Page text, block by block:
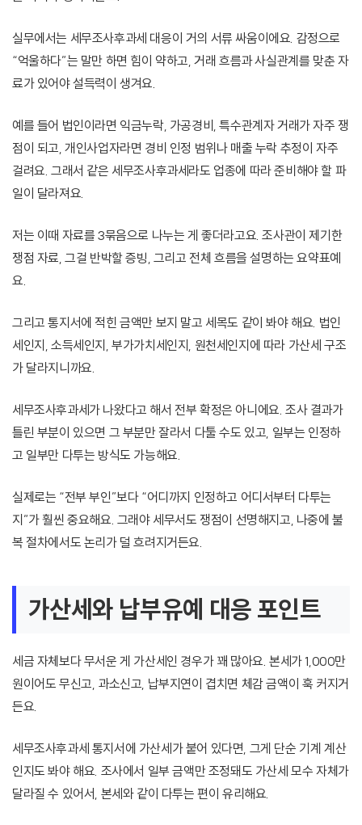
실무에서는 세무조사후과세 대응이 거의 서류 싸움이에요. 감정으로
“억울하다”는 말만 하면 힘이 약하고, 거래 흐름과 사실관계를 맞춘 자
료가 있어야 설득력이 생겨요.
예를 들어 법인이라면 익금누락, 가공경비, 특수관계자 거래가 자주 쟁
점이 되고, 개인사업자라면 경비 인정 범위나 매출 누락 추정이 자주
걸려요. 그래서 같은 세무조사후과세라도 업종에 따라 준비해야 할 파
일이 달라져요.
저는 이때 자료를 3묶음으로 나누는 게 좋더라고요. 조사관이 제기한
쟁점 자료, 그걸 반박할 증빙, 그리고 전체 흐름을 설명하는 요약표예
요.
그리고 통지서에 적힌 금액만 보지 말고 세목도 같이 봐야 해요. 법인
세인지, 소득세인지, 부가가치세인지, 원천세인지에 따라 가산세 구조
가 달라지니까요.
세무조사후과세가 나왔다고 해서 전부 확정은 아니에요. 조사 결과가
틀린 부분이 있으면 그 부분만 잘라서 다툴 수도 있고, 일부는 인정하
고 일부만 다투는 방식도 가능해요.
실제로는 “전부 부인”보다 “어디까지 인정하고 어디서부터 다투는
지”가 훨씬 중요해요. 그래야 세무서도 쟁점이 선명해지고, 나중에 불
복 절차에서도 논리가 덜 흐려지거든요.
가산세와 납부유예 대응 포인트
세금 자체보다 무서운 게 가산세인 경우가 꽤 많아요. 본세가 1,000만
원이어도 무신고, 과소신고, 납부지연이 겹치면 체감 금액이 훅 커지거
든요.
세무조사후과세 통지서에 가산세가 붙어 있다면, 그게 단순 기계 계산
인지도 봐야 해요. 조사에서 일부 금액만 조정돼도 가산세 모수 자체가
달라질 수 있어서, 본세와 같이 다투는 편이 유리해요.